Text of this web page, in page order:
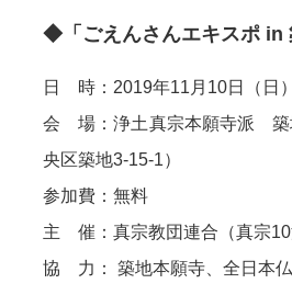
◆「ごえんさんエキスポ in
日 時：2019年11月10日（日
会 場：浄土真宗本願寺派 築
央区築地3-15-1）
参加費：無料
主 催：真宗教団連合（真宗10
協 力： 築地本願寺、全日本